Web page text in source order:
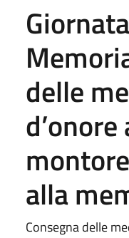
delle
alla
Consegna delle